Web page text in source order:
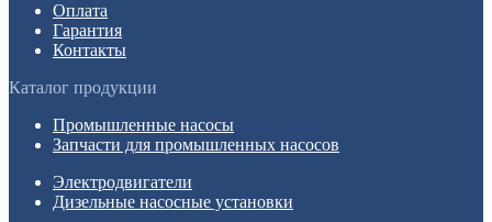
Оплата
Гарантия
Контакты
Каталог продукции
Промышленные насосы
Запчасти для промышленных насосов
Электродвигатели
Дизельные насосные установки